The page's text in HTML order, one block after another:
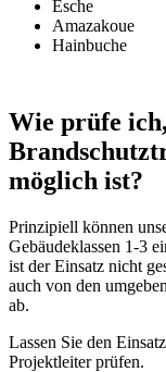
Esche
Amazakoue
Hainbuche
Wie prüfe
möglich ist?
Prinzipiell können
Gebäudeklassen 1-3
ist der Einsatz nicht
auch von den
ab.
Lassen Sie den
Projektleiter prüfen.